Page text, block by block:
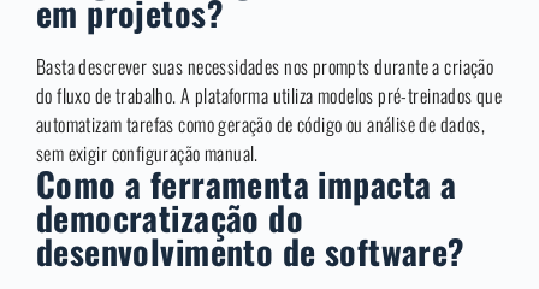
em projetos?
Basta descrever suas necessidades nos prompts durante a criação
do fluxo de trabalho. A plataforma utiliza modelos pré-treinados que
automatizam tarefas como geração de código ou análise de dados,
sem exigir configuração manual.
Como a ferramenta impacta a
democratização do
desenvolvimento de software?